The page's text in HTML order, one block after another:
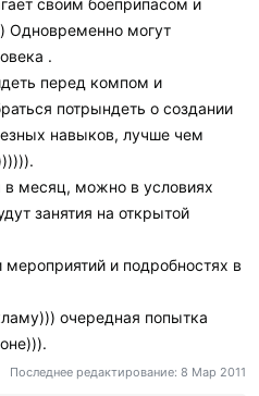
своим боеприпасом и
Одновременно могут
.
перед компом и
потрындеть о создании
навыков, лучше чем
в месяц, можно в условиях
занятия на открытой
и подробностях в
очередная попытка
Последнее редактирование: 8 Мар 2011